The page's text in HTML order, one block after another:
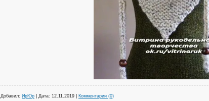
Добавил: ИрЮр Дата: 12.11.2019 Комментарии (0)